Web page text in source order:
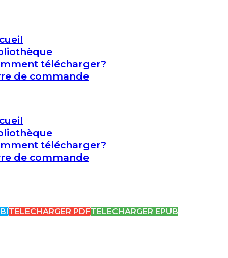
télécharger?
de commande
télécharger?
de commande
TELECHARGER PDFTELECHARGER EPUB